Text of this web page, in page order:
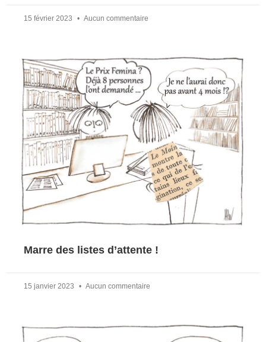
15 février 2023 Aucun commentaire
Marre des listes d’attente !
15 janvier 2023 Aucun commentaire